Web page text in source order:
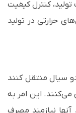
کنترل کیفیت
حرارتی در تولید
سیال منتقل کنند
این امر به
آنها نیازمند مصرف